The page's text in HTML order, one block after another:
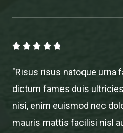
    
8
/
5
"Risus risus natoque urna
dictum fames duis
nisi, enim euismod nec
mauris mattis facilisi nisl